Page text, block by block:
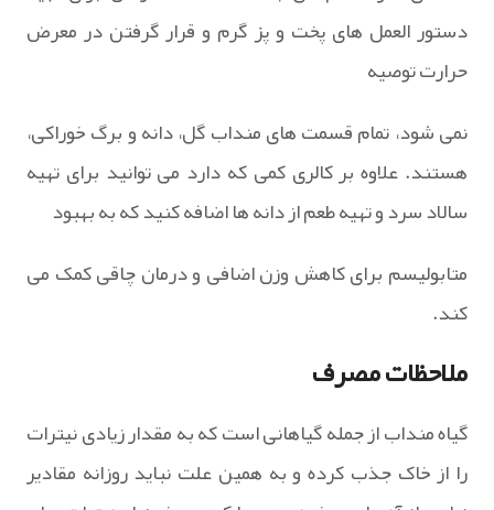
دستور العمل های پخت و پز گرم و قرار گرفتن در معرض
حرارت توصیه
نمی شود، تمام قسمت های منداب گل، دانه و برگ خوراکی،
هستند. علاوه بر کالری کمی که دارد می توانید برای تهیه
سالاد سرد و تهیه طعم از دانه ها اضافه کنید که به بهبود
متابولیسم برای کاهش وزن اضافی و درمان چاقی کمک می
کند.
ملاحظات مصرف
گیاه منداب از جمله گیاهانی است که به مقدار زیادی نیترات
را از خاک جذب کرده و به همین علت نباید روزانه مقادیر